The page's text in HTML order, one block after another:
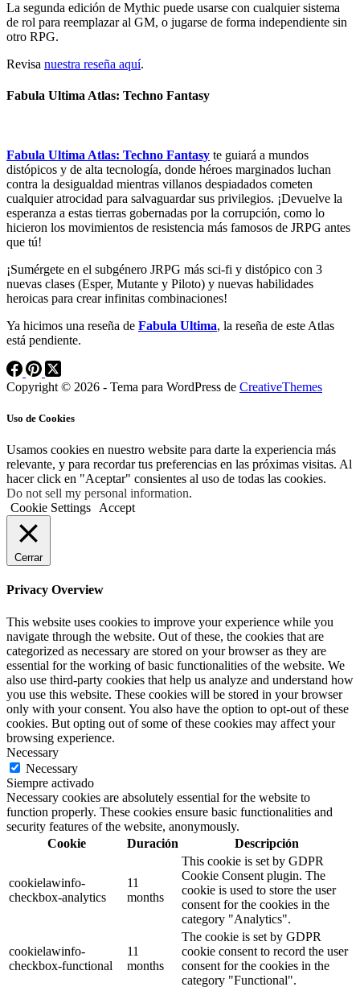
La segunda edición de Mythic puede usarse con cualquier sistema
de rol para reemplazar al GM, o jugarse de forma independiente sin
otro RPG.
Revisa nuestra reseña aquí.
Fabula Ultima Atlas: Techno Fantasy
Fabula Ultima Atlas: Techno Fantasy te guiará a mundos
distópicos y de alta tecnología, donde héroes marginados luchan
contra la desigualdad mientras villanos despiadados cometen
cualquier atrocidad para salvaguardar sus privilegios. ¡Devuelve la
esperanza a estas tierras gobernadas por la corrupción, como lo
hicieron los movimientos de resistencia más famosos de JRPG antes
que tú!
¡Sumérgete en el subgénero JRPG más sci-fi y distópico con 3
nuevas clases (Esper, Mutante y Piloto) y nuevas habilidades
heroicas para crear infinitas combinaciones!
Ya hicimos una reseña de Fabula Ultima, la reseña de este Atlas
está pendiente.
Copyright © 2026 - Tema para WordPress de CreativeThemes
Uso de Cookies
Usamos cookies en nuestro website para darte la experiencia más
relevante, y para recordar tus preferencias en las próximas visitas. Al
hacer click en "Aceptar" consientes al uso de todas las cookies.
Do not sell my personal information.
Cookie Settings
Accept
Cerrar
Privacy Overview
This website uses cookies to improve your experience while you
navigate through the website. Out of these, the cookies that are
categorized as necessary are stored on your browser as they are
essential for the working of basic functionalities of the website. We
also use third-party cookies that help us analyze and understand how
you use this website. These cookies will be stored in your browser
only with your consent. You also have the option to opt-out of these
cookies. But opting out of some of these cookies may affect your
browsing experience.
Necessary
Necessary
Siempre activado
Necessary cookies are absolutely essential for the website to
function properly. These cookies ensure basic functionalities and
security features of the website, anonymously.
Cookie
Duración Descripción
cookielawinfo-
checkbox-analytics
11
months
This cookie is set by GDPR
Cookie Consent plugin. The
cookie is used to store the user
consent for the cookies in the
category "Analytics".
cookielawinfo-
checkbox-functional
11
months
The cookie is set by GDPR
cookie consent to record the user
consent for the cookies in the
category "Functional".